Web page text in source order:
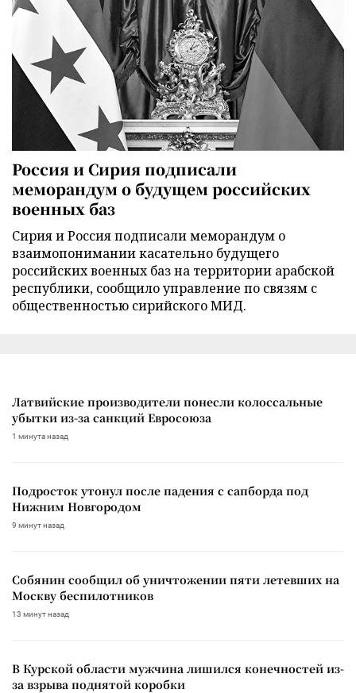
Россия и Сирия подписали
меморандум о будущем российских
военных баз
Сирия и Россия подписали меморандум о
взаимопонимании касательно будущего
российских военных баз на территории арабской
республики, сообщило управление по связям с
общественностью сирийского МИД.
Латвийские производители понесли колоссальные
убытки из-за санкций Евросоюза
1 минута назад
Подросток утонул после падения с сапборда под
Нижним Новгородом
9 минут назад
Собянин сообщил об уничтожении пяти летевших на
Москву беспилотников
13 минут назад
В Курской области мужчина лишился конечностей из-
за взрыва поднятой коробки